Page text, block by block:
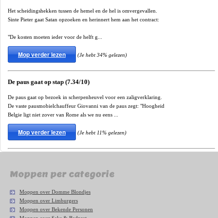
Het scheidingshekken tussen de hemel en de hel is omvergevallen.
Sinte Pieter gaat Satan opzoeken en herinnert hem aan het contract:
"De kosten moeten ieder voor de helft g...
Mop verder lezen (Je hebt 34% gelezen)
De paus gaat op stap (7.34/10)
De paus gaat op bezoek in scherpenheuvel voor een zaligverklaring.
De vaste pausmobielchauffeur Giovanni van de paus zegt: "Hoogheid
Belgie ligt niet zover van Rome als we nu eens ...
Mop verder lezen (Je hebt 11% gelezen)
Moppen per categorie
Moppen over Domme Blondjes
Moppen over Limburgers
Moppen over Bekende Personen